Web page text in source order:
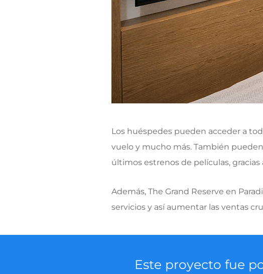
Los huéspedes pueden acceder a
vuelo y mucho más. También
últimos estrenos de películas,
Además, The Grand Reserve en
servicios y así aumentar las ventas
Este proyecto fue